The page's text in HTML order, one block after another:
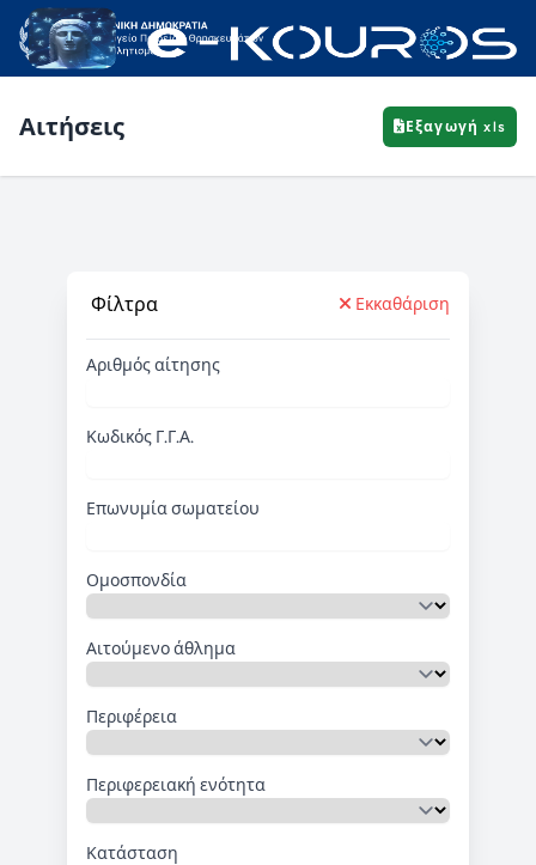
Αιτήσεις Εξαγωγή xls
Φίλτρα Εκκαθάριση
Αριθμός αίτησης
Κωδικός Γ.Γ.Α.
Επωνυμία σωματείου
Ομοσπονδία
Αιτούμενο άθλημα
Περιφέρεια
Περιφερειακή ενότητα
Κατάσταση